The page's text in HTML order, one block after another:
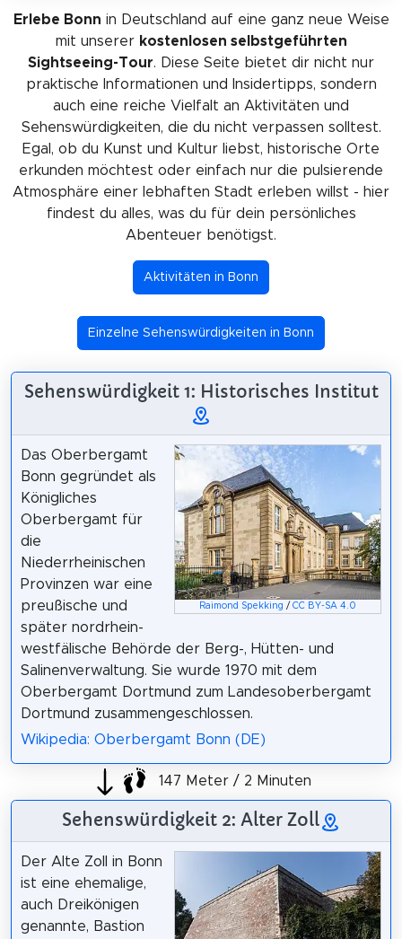
Erlebe Bonn in Deutschland auf eine ganz neue Weise
mit unserer kostenlosen selbstgeführten
Sightseeing-Tour. Diese Seite bietet dir nicht nur
praktische Informationen und Insidertipps, sondern
auch eine reiche Vielfalt an Aktivitäten und
Sehenswürdigkeiten, die du nicht verpassen solltest.
Egal, ob du Kunst und Kultur liebst, historische Orte
erkunden möchtest oder einfach nur die pulsierende
Atmosphäre einer lebhaften Stadt erleben willst - hier
findest du alles, was du für dein persönliches
Abenteuer benötigst.
Aktivitäten in Bonn
Einzelne Sehenswürdigkeiten in Bonn
Sehenswürdigkeit 1: Historisches Institut
Raimond Spekking /CC BY-SA 4.0
Das Oberbergamt
Bonn gegründet als
Königliches
Oberbergamt für
die
Niederrheinischen
Provinzen war eine
preußische und
später nordrhein-
westfälische Behörde der Berg-, Hütten- und
Salinenverwaltung. Sie wurde 1970 mit dem
Oberbergamt Dortmund zum Landesoberbergamt
Dortmund zusammengeschlossen.
Wikipedia: Oberbergamt Bonn (DE)
147 Meter / 2 Minuten
Sehenswürdigkeit 2: Alter Zoll
Der Alte Zoll in Bonn
ist eine ehemalige,
auch Dreikönigen
genannte, Bastion